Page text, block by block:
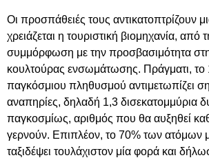
Οι προσπάθειές τους αντικατοπτρίζουν
χρειάζεται η τουριστική βιομηχανία, από
συμμόρφωση με την προσβασιμότητα
κουλτούρας ενσωμάτωσης. Πράγματι, το
παγκόσμιου πληθυσμού αντιμετωπίζει
αναπηρίες, δηλαδή 1,3 δισεκατομμύρια
παγκοσμίως, αριθμός που θα αυξηθεί
γερνούν. Επιπλέον, το 70% των ατόμων
ταξιδέψει τουλάχιστον μία φορά και